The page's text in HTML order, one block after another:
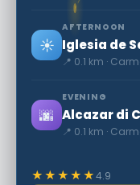
☀️
AFTERNOON
Iglesia de
📍 0.1 km ·
🌆
EVENING
Alcazar di
📍 0.1 km ·
★★★★★4.9